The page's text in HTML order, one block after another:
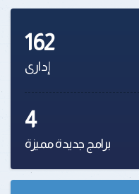
162
إدارى
4
برامج جديدة مميزة